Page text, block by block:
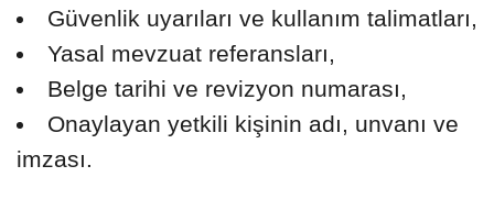
Güvenlik uyarıları ve kullanım talimatları,
Yasal mevzuat referansları,
Belge tarihi ve revizyon numarası,
Onaylayan yetkili kişinin adı, unvanı ve
imzası.